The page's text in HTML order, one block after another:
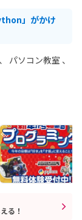
」がかけ
パソコン教室
る！